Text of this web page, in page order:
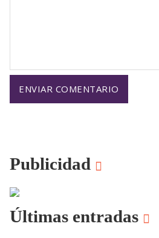
Publicidad
Últimas entradas